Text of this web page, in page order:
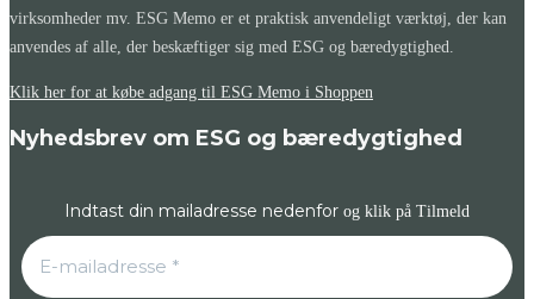
virksomheder mv. ESG Memo er et praktisk anvendeligt værktøj, der kan
anvendes af alle, der beskæftiger sig med ESG og bæredygtighed.
Klik her for at købe adgang til ESG Memo i Shoppen
Nyhedsbrev om ESG og bæredygtighed
Indtast din mailadresse nedenfor og klik på Tilmeld